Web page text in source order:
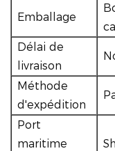
Emballage
Délai de
livraison
Méthode
d'expédition
Port
maritime